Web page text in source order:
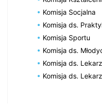
Komisja Socjalna
Komisja ds.
Komisja Sportu
Komisja ds.
Komisja ds.
Komisja ds.